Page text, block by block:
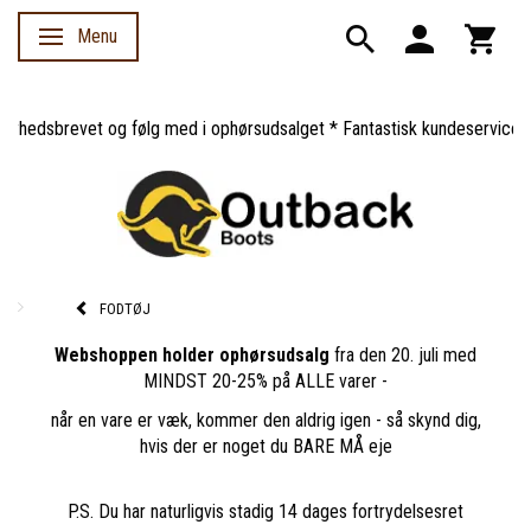
Skifte navigation
Menu
og følg med i ophørsudsalget * Fantastisk kundeservice *
FODTØJ
Webshoppen holder ophørsudsalg fra den 20. juli med
MINDST 20-25% på ALLE varer -
når en vare er væk, kommer den aldrig igen - så skynd dig,
hvis der er noget du BARE MÅ eje
P.S. Du har naturligvis stadig 14 dages fortrydelsesret